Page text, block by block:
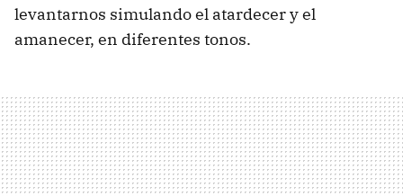
levantarnos simulando el atardecer y el
amanecer, en diferentes tonos.